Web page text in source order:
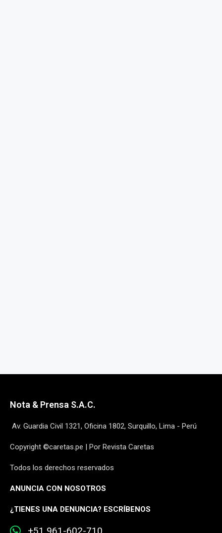
Nota & Prensa S.A.C.
Av. Guardia Civil 1321, Oficina 1802, Surquillo, Lima - Perú
Copyright ©caretas.pe | Por Revista Caretas
Todos los derechos reservados
ANUNCIA CON NOSOTROS
¿TIENES UNA DENUNCIA? ESCRÍBENOS
+51 961-602-710